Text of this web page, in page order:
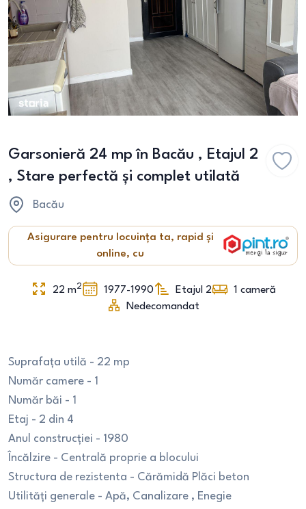
Garsonieră 24 mp în Bacău , Etajul 2
, Stare perfectă și complet utilată
Bacău
Asigurare pentru locuința ta, rapid și
online, cu
22m2 1977-1990 Etajul 2 1 cameră
Nedecomandat
Suprafața utilă - 22 mp
Număr camere - 1
Număr băi - 1
Etaj - 2 din 4
Anul construcției - 1980
Încălzire - Centrală proprie a blocului
Structura de rezistenta - Cărămidă Plăci beton
Utilități generale - Apă, Canalizare , Enegie